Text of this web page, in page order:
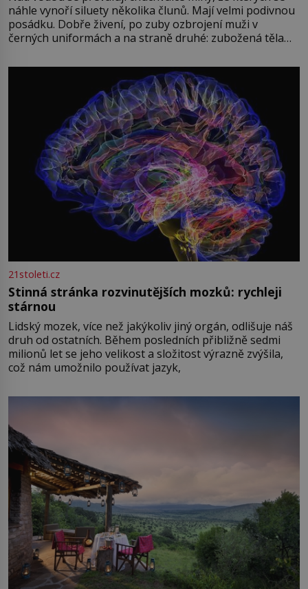
náhle vynoří siluety několika člunů. Mají velmi podivnou
posádku. Dobře živení, po zuby ozbrojení muži v
černých uniformách a na straně druhé: zubožená těla
přízračná scéna znamená? Je jaro roku 1945, druhá
světová válka se chýlí ke konci. Jezero Stolpsee
21stoleti.cz
Stinná stránka rozvinutějších mozků: rychleji
stárnou
Lidský mozek, více než jakýkoliv jiný orgán, odlišuje náš
druh od ostatních. Během posledních přibližně sedmi
milionů let se jeho velikost a složitost výrazně zvýšila,
což nám umožnilo používat jazyk,